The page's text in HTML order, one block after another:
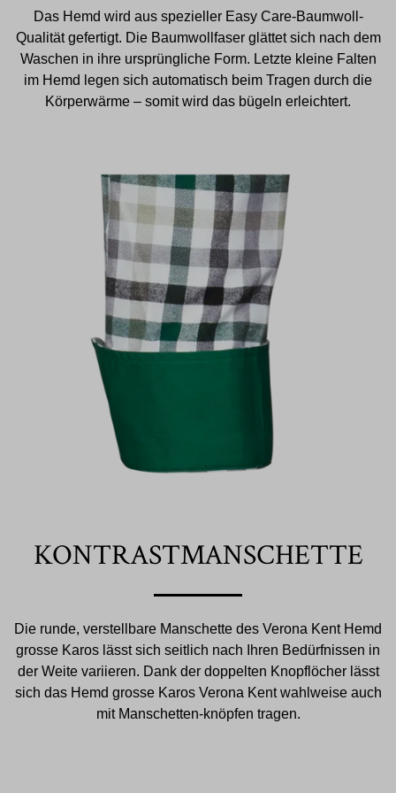
Das Hemd wird aus spezieller Easy Care-Baumwoll-
Qualität gefertigt. Die Baumwollfaser glättet sich nach dem
Waschen in ihre ursprüngliche Form. Letzte kleine Falten
im Hemd legen sich automatisch beim Tragen durch die
Körperwärme – somit wird das bügeln erleichtert.
KONTRASTMANSCHETTE
Die runde, verstellbare Manschette des Verona Kent Hemd
grosse Karos lässt sich seitlich nach Ihren Bedürfnissen in
der Weite variieren. Dank der doppelten Knopflöcher lässt
sich das Hemd grosse Karos Verona Kent wahlweise auch
mit Manschetten-knöpfen tragen.